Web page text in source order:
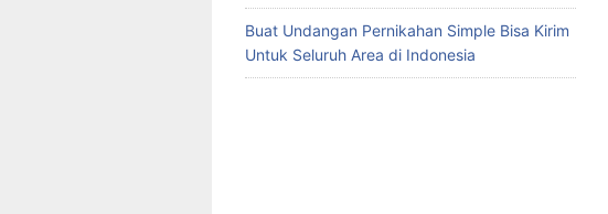
Buat Undangan Pernikahan Simple Bisa Kirim
Untuk Seluruh Area di Indonesia